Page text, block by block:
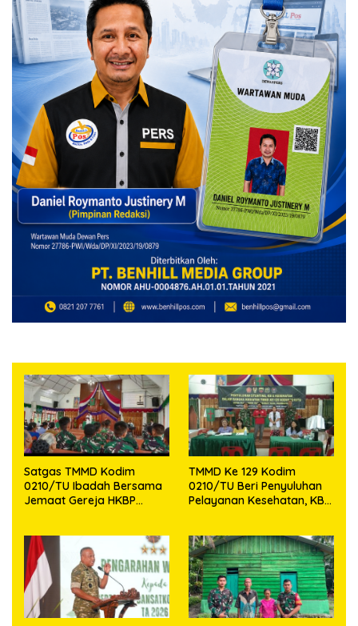
Satgas TMMD Kodim
0210/TU Ibadah Bersama
Jemaat Gereja HKBP
TMMD Ke 129 Kodim
0210/TU Beri Penyuluhan
Pelayanan Kesehatan, KB